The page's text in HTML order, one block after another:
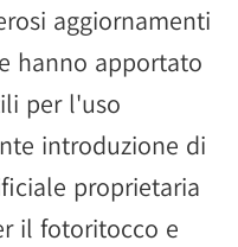
aggiornamenti
hanno apportato
per l'uso
introduzione di
proprietaria
il fotoritocco e